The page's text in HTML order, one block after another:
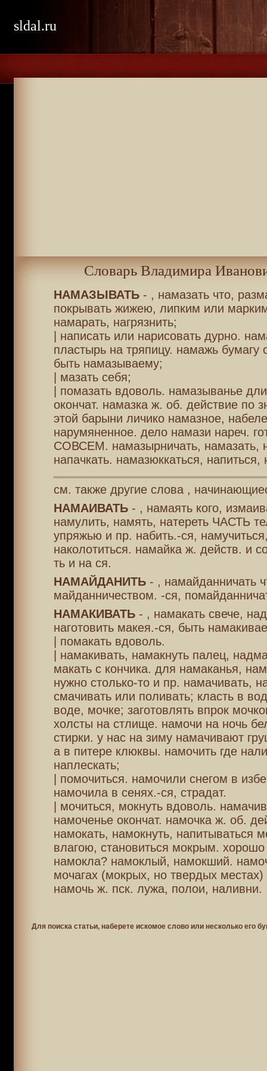
sldal.ru
Словарь Владимира
НАМАЗЫВАТЬ- , намазать что,
покрывать жижею, липким или
намарать, нагрязнить;
| написать или нарисовать дурно.
пластырь на тряпицу. намажь бумагу
быть намазываему;
| мазать себя;
| помазать вдоволь. намазыванье
окончат. намазка ж. об. действие по
этой барыни личико намазное,
нарумяненное. дело намази нареч.
СОВСЕМ. намазырничать, намазать,
напачкать. намазюккаться, напиться,
см. также другие слова ,
НАМАИВАТЬ- , намаять кого,
намулить, намять, натереть ЧАСТЬ
упряжью и пр. набить.-ся,
наколотиться. намайка ж. действ. и
ть и на ся.
НАМАЙДАНИТЬ- , намайданничать
майданничеством. -ся,
НАМАКИВАТЬ- , намакать свече,
наготовить макея.-ся, быть
| помакать вдоволь.
| намакивать, намакнуть палец,
макать с кончика. для намаканья,
нужно столько-то и пр. намачивать,
смачивать или поливать; класть в
воде, мочке; заготовлять впрок
холсты на стлище. намочи на ночь
стирки. у нас на зиму намачивают
а в питере клюквы. намочить где
наплескать;
| помочиться. намочили снегом в
намочила в сенях.-ся, страдат.
| мочиться, мокнуть вдоволь.
намоченье окончат. намочка ж. об.
намокать, намокнуть, напитываться
влагою, становиться мокрым.
намокла? намоклый, намокший.
мочагах (мокрых, но твердых
намочь ж. пск. лужа, полои, наливни.
Для поиска статьи, наберете искомое слово или несколько его